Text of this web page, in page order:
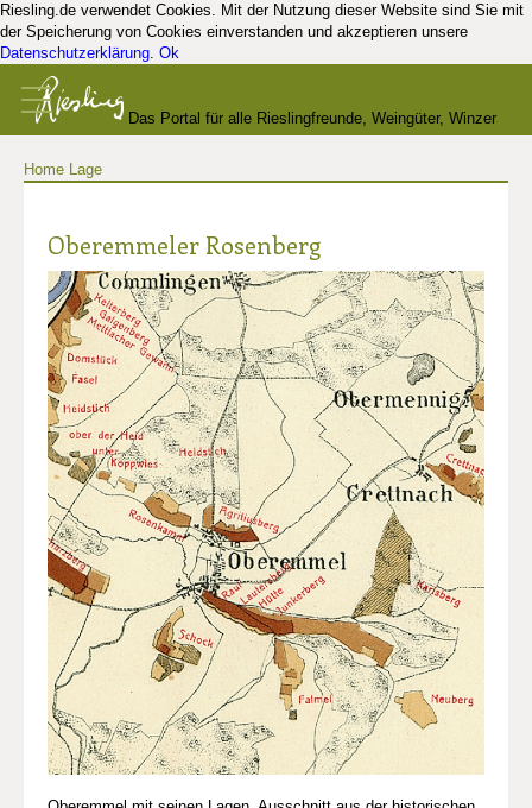
Riesling.de verwendet Cookies. Mit der Nutzung dieser Website sind Sie mit
der Speicherung von Cookies einverstanden und akzeptieren unsere
Datenschutzerklärung. Ok
Das Portal für alle Rieslingfreunde, Weingüter, Winzer
Home Lage
Oberemmeler Rosenberg